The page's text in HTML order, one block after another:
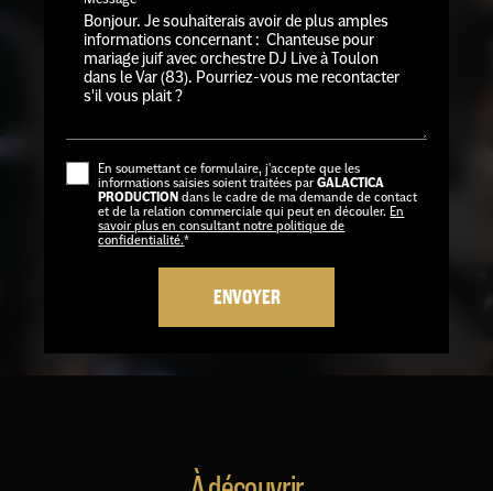
En soumettant ce formulaire, j'accepte que les
informations saisies soient traitées parGALACTICA
PRODUCTION dans le cadre de ma demande de contact
et de la relation commerciale qui peut en découler. En
savoir plus en consultant notre politique de
confidentialité.*